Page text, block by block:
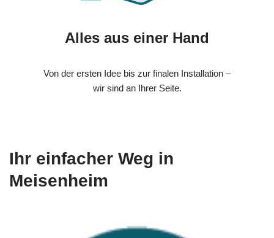
Alles aus einer Hand
Von der ersten Idee bis zur finalen Installation –
wir sind an Ihrer Seite.
Ihr einfacher Weg in
Meisenheim